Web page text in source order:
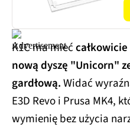
K1C ma mieć
nową dyszę "Unicorn"
gardłową.Widać
E3D Revo i Prusa MK4,
wymienię bez użycia